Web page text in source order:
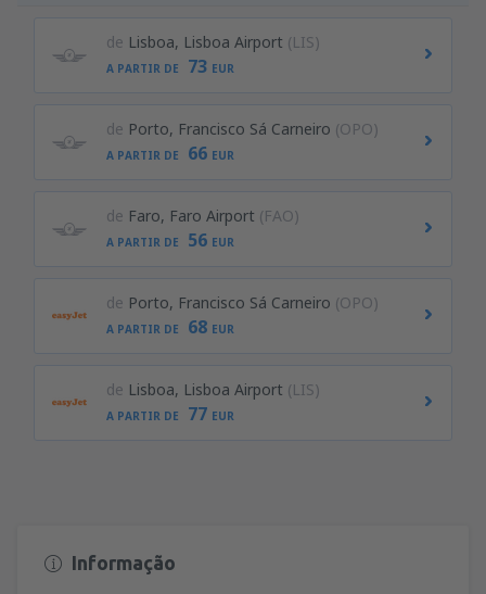
de Lisboa, Lisboa Airport (LIS)
A PARTIR DE 73 EUR
de Porto, Francisco Sá Carneiro (OPO)
A PARTIR DE 66 EUR
de Faro, Faro Airport (FAO)
A PARTIR DE 56 EUR
de Porto, Francisco Sá Carneiro (OPO)
A PARTIR DE 68 EUR
de Lisboa, Lisboa Airport (LIS)
A PARTIR DE 77 EUR
Informação